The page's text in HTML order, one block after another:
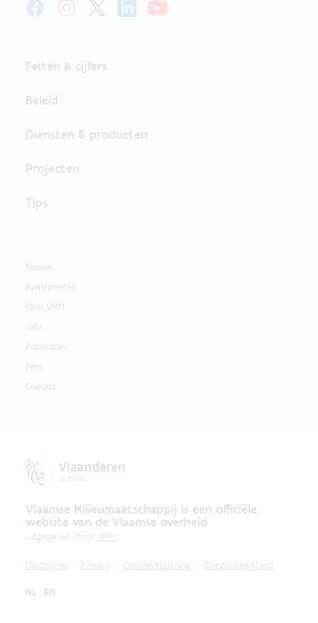
Feiten & cijfers
Beleid
Diensten & producten
Projecten
Tips
Nieuws
Evenementen
Over VMM
Jobs
Publicaties
Pers
Contact
Vlaamse Milieumaatschappij is een officiële
website van de Vlaamse overheid
uitgegeven door VMM
Disclaimer Privacy Cookieverklaring Toegankelijkheid
NL EN